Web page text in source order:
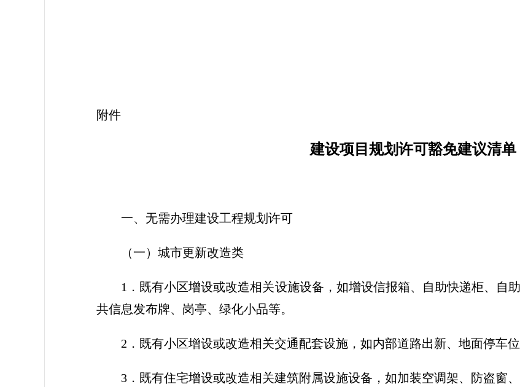
江苏省自然
2026年2月
附件
建设项目规划许可豁免建议清单
一、无需办理建设工程规划许可
（一）城市更新改造类
1．既有小区增设或改造相关设施设备，如增设信报箱、自助快递柜、自
共信息发布牌、岗亭、绿化小品等。
2．既有小区增设或改造相关交通配套设施，如内部道路出新、地面停车位
3．既有住宅增设或改造相关建筑附属设施设备，如加装空调架、防盗窗